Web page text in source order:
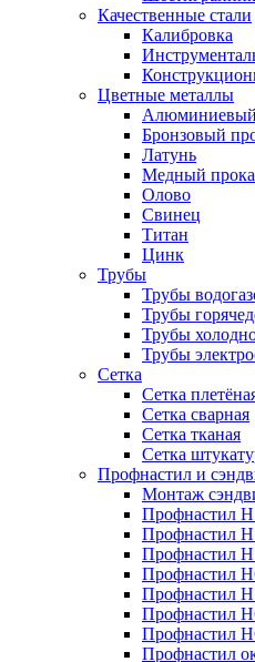
Качественные стали
Калибровка
Цветные металлы
Алюминиевый
Бронзовый
Латунь
Медный
Олово
Свинец
Титан
Цинк
Трубы
Трубы
Трубы
Трубы
Трубы
Сетка
Сетка
Сетка сварная
Сетка тканая
Сетка
Профнастил и
Монтаж
Профнастил
Профнастил
Профнастил
Профнастил
Профнастил
Профнастил
Профнастил
Профнастил